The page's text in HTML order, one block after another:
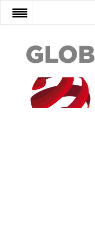
FŐOLDAL
AFRIKA